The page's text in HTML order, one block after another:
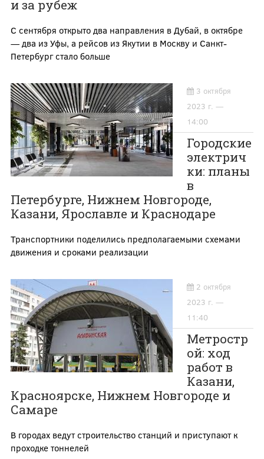
и за рубеж
С сентября открыто два направления в Дубай, в октябре
— два из Уфы, а рейсов из Якутии в Москву и Санкт-
Петербург стало больше
3 октября
2023 г. —
14:00
Городские
электрич
ки: планы
в
Петербурге, Нижнем Новгороде,
Казани, Ярославле и Краснодаре
Транспортники поделились предполагаемыми схемами
движения и сроками реализации
2 октября
2023 г. —
11:40
Метростр
ой: ход
работ в
Казани,
Красноярске, Нижнем Новгороде и
Самаре
В городах ведут строительство станций и приступают к
проходке тоннелей